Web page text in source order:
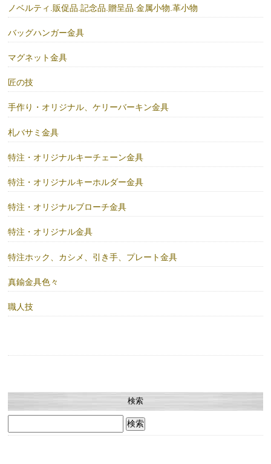
ノベルティ.販促品.記念品.贈呈品.金属小物.革小物
バッグハンガー金具
マグネット金具
匠の技
手作り・オリジナル、ケリーバーキン金具
札バサミ金具
特注・オリジナルキーチェーン金具
特注・オリジナルキーホルダー金具
特注・オリジナルブローチ金具
特注・オリジナル金具
特注ホック、カシメ、引き手、プレート金具
真鍮金具色々
職人技
検索
索: